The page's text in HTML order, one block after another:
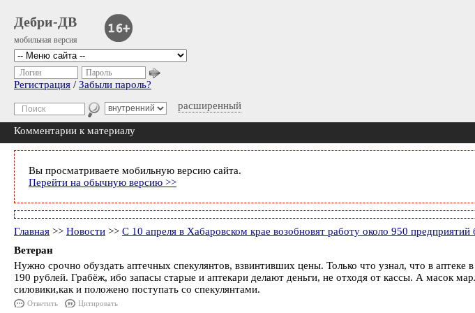
Дебри-ДВ
мобильная версия
расширенный
Логин Пароль
Регистрация / Забыли пароль?
Комментарии к материалу
Вы просматриваете мобильную версию сайта.
Перейти на обычную версию >>
Главная >> Новости >> С 10 апреля в Хабаровском крае возобновят работу около 950
Ветеран
Нужно срочно обуздать аптечных спекулянтов, взвинтивших цены. Только что узнал, что в
190 рублей. Грабёж, ибо запасы старые и аптекари делают деньги, не отходя от кассы. А масок
силовики,как и положено поступать со спекулянтами.
Ответить Цитировать